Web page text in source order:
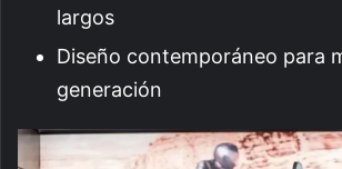
largos
Diseño contemporáneo para
generación